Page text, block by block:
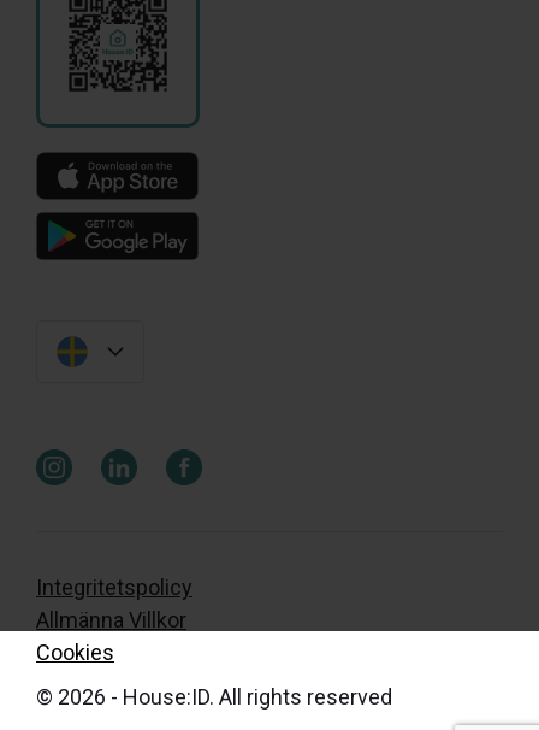
Integritetspolicy
Allmänna Villkor
Cookies
© 2026 - House:ID. All rights reserved